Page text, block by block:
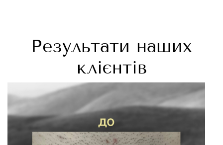
Результати наших
клієнтів